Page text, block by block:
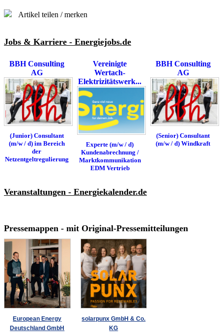
Artikel teilen / merken
Jobs & Karriere - Energiejobs.de
BBH Consulting
AG
(Junior) Consultant
(m/w / d) im Bereich
der
Netzentgeltregulierung
Vereinigte
Wertach-
Elektrizitätswerk...
Experte (m/w / d)
Kundenabrechnung /
Marktkommunikation
EDM Vertrieb
BBH Consulting
AG
(Senior) Consultant
(m/w / d) Windkraft
Veranstaltungen - Energiekalender.de
Pressemappen - mit Original-Pressemitteilungen
European Energy
Deutschland GmbH
solarpunx GmbH & Co.
KG